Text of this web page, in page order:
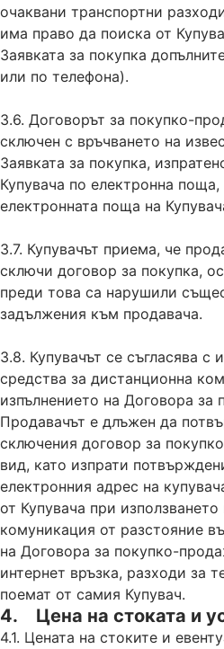
очаквани транспортни
има право да поиска от
Заявката за покупка
или по телефона).
3.6. Договорът за покупко-
сключен с връчването на
Заявката за покупка,
Купувача по електронна поща,
електронната поща на
3.7. Купувачът приема, че
сключи договор за покупка,
преди това са нарушили
задължения към продавача.
3.8. Купувачът се съгласява с
средства за дистанционна
изпълнението на Договора за
Продавачът е длъжен да
сключения договор за
вид, като изпрати
електронния адрес на
от Купувача при използването
комуникация от разстояние
на Договора за покупко-
интернет връзка, разходи за
поемат от самия Купувач.
4. Цена на стоката и
4.1. Цената на стоките и